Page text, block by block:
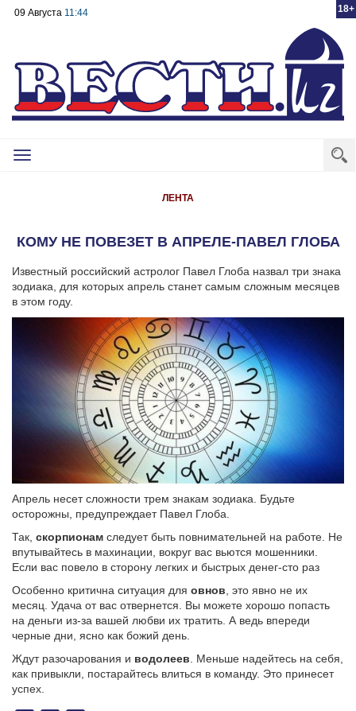
18+
09 Августа 11:44
Toggle
ЛЕНТА
КОМУ НЕ ПОВЕЗЕТ В АПРЕЛЕ-ПАВЕЛ ГЛОБА
Известный российский астролог Павел Глоба назвал три знака
зодиака, для которых апрель станет самым сложным месяцев
в этом году.
Апрель несет сложности трем знакам зодиака. Будьте
осторожны, предупреждает Павел Глоба.
Так, скорпионам следует быть повнимательней на работе. Не
впутывайтесь в махинации, вокруг вас вьются мошенники.
Если вас повело в сторону легких и быстрых денег-сто раз
Особенно критична ситуация для овнов , это явно не их
месяц. Удача от вас отвернется. Вы можете хорошо попасть
на деньги из-за вашей любви их тратить. А ведь впереди
черные дни, ясно как божий день.
Ждут разочарования и водолеев . Меньше надейтесь на себя,
как привыкли, постарайтесь влиться в команду. Это принесет
успех.